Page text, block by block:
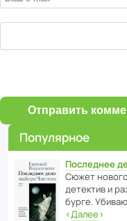
Отправить
Популярное
Последнее
Сюжет
дете­ктив и
бурге.
‹Далее›